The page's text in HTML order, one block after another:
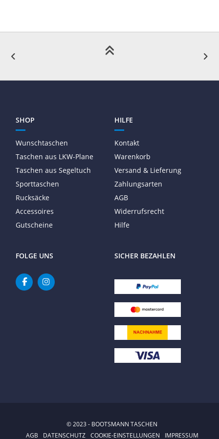
SHOP
Wunschtaschen
Taschen aus LKW-Plane
Taschen aus Segeltuch
Sporttaschen
Rucksäcke
Accessoires
Gutscheine
HILFE
Kontakt
Warenkorb
Versand & Lieferung
Zahlungsarten
AGB
Widerrufsrecht
Hilfe
FOLGE UNS SICHER BEZAHLEN
© 2023 - BOOTSMANN TASCHEN
AGB
DATENSCHUTZ COOKIE-EINSTELLUNGEN IMPRESSUM